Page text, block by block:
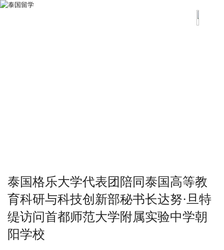
泰国格乐大学代表团陪同泰国高等教
育科研与科技创新部秘书长达努·旦特
缇访问首都师范大学附属实验中学朝
阳学校